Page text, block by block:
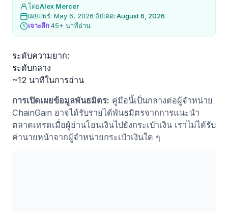
โดยAlex Mercer
เผยแพร่: May 6, 2026·อัปเดต: August 6, 2026
เจาะลึก·45+ นาทีอ่าน
ระดับความยาก:
ระดับกลาง
~12 นาทีในการอ่าน
การเปิดเผยข้อมูลพันธมิตร: คู่มือนี้เป็นกลางต่อผู้จำหน่าย
ChainGain อาจได้รับรายได้พันธมิตรจากการแนะนำ
ตลาดเทรดเมื่อผู้อ่านโอนเงินไปยังกระเป๋าเงิน เราไม่ได้รับ
ค่านายหน้าจากผู้จำหน่ายกระเป๋าเงินใด ๆ